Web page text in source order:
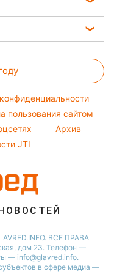
пользования сайтом
Архив
JTI
ВСЕ ПРАВА
дом 23. Телефон —
— info@glavred.info.
в сфере медиа —